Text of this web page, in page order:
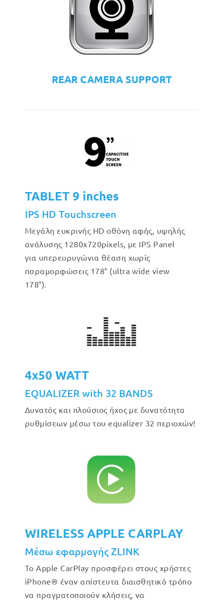
REAR CAMERA SUPPORT
TABLET 9 inches
IPS HD Touchscreen
Μεγάλη ευκρινής HD οθόνη αφής, υψηλής
ανάλυσης 1280x720pixels, με IPS Panel
για υπερευρυγώνια θέαση χωρίς
παραμορφώσεις 178° (ultra wide view
178°).
4x50 WATT
EQUALIZER with 32 BANDS
Δυνατός και πλούσιος ήχος με δυνατότητα
ρυθμίσεων μέσω του equalizer 32 περιοχών!
WIRELESS APPLE CARPLAY
Μέσω εφαρμογής ZLINK
Το Apple CarPlay προσφέρει στους χρήστες
iPhone® έναν απίστευτα διαισθητικό τρόπο
να πραγματοποιούν κλήσεις, να